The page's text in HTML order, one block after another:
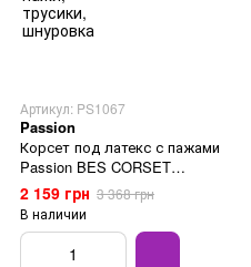
Артикул: PS1067
Passion
Корсет под латекс с пажами
Passion BES CORSET
4XL/5XL, black, стринги,
шнуровка
2 159 грн 3 368 грн
В наличии